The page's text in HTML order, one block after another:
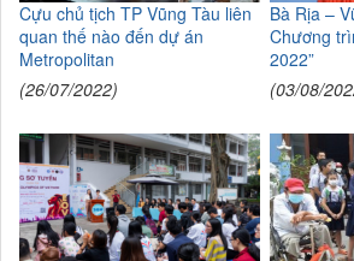
Cựu chủ tịch TP Vũng Tàu liên
quan thế nào đến dự án
Metropolitan
(26/07/2022)
Bà Rịa –
Chương
2022”
(03/08/